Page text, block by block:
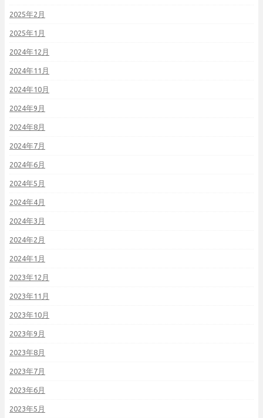
2025年2月
2025年1月
2024年12月
2024年11月
2024年10月
2024年9月
2024年8月
2024年7月
2024年6月
2024年5月
2024年4月
2024年3月
2024年2月
2024年1月
2023年12月
2023年11月
2023年10月
2023年9月
2023年8月
2023年7月
2023年6月
2023年5月